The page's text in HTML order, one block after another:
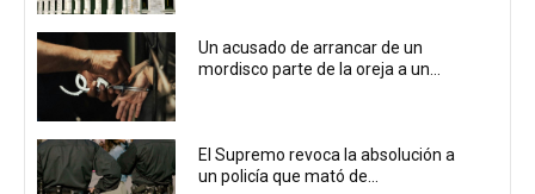
Un acusado de arrancar de un
mordisco parte de la oreja a un...
El Supremo revoca la absolución a
un policía que mató de...